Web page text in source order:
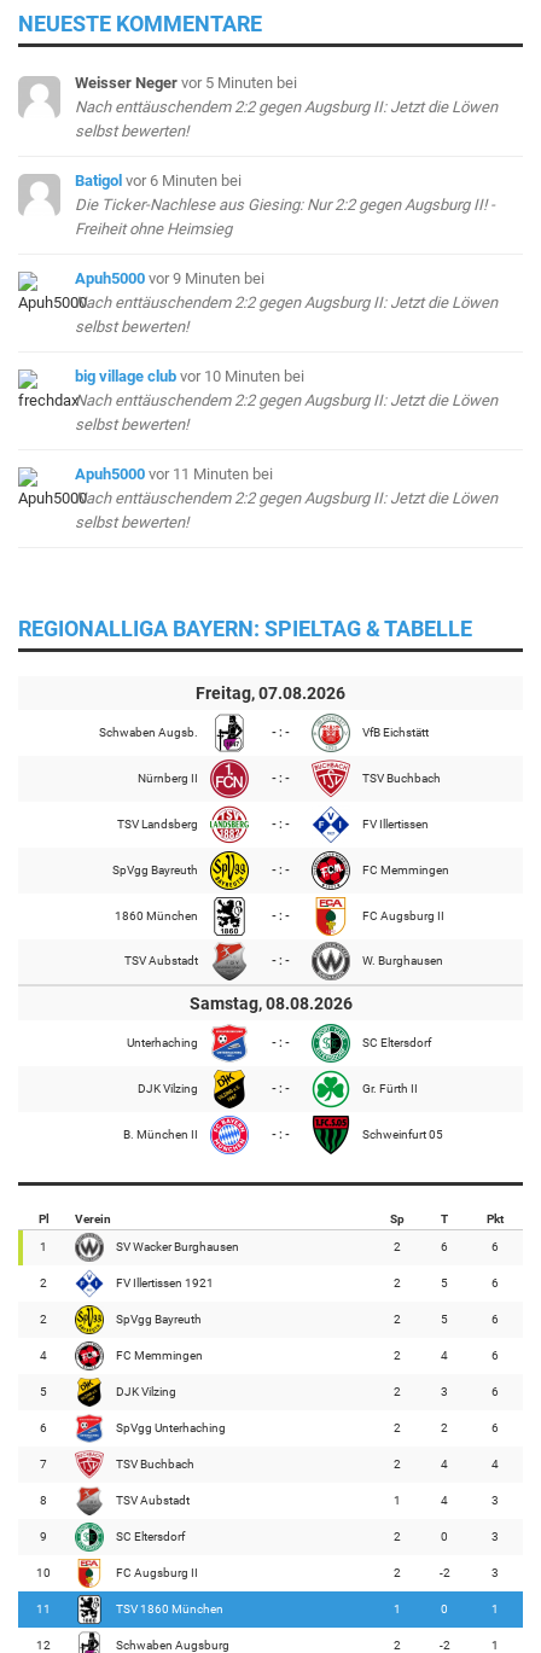
NEUESTE KOMMENTARE
Weisser Neger vor 5 Minuten bei
Nach enttäuschendem 2:2 gegen Augsburg II: Jetzt die Löwen
selbst bewerten!
Batigol vor 6 Minuten bei
Die Ticker-Nachlese aus Giesing: Nur 2:2 gegen Augsburg II! -
Freiheit ohne Heimsieg
Apuh5000 vor 9 Minuten bei
Nach enttäuschendem 2:2 gegen Augsburg II: Jetzt die Löwen
selbst bewerten!
big village club vor 10 Minuten bei
Nach enttäuschendem 2:2 gegen Augsburg II: Jetzt die Löwen
selbst bewerten!
Apuh5000 vor 11 Minuten bei
Nach enttäuschendem 2:2 gegen Augsburg II: Jetzt die Löwen
selbst bewerten!
REGIONALLIGA BAYERN: SPIELTAG & TABELLE
Freitag, 07.08.2026
Schwaben Augsb. - : - VfB Eichstätt
Nürnberg II - : - TSV Buchbach
TSV Landsberg - : - FV Illertissen
SpVgg Bayreuth - : - FC Memmingen
1860 München - : - FC Augsburg II
TSV Aubstadt - : - W. Burghausen
Samstag, 08.08.2026
Unterhaching - : - SC Eltersdorf
DJK Vilzing - : - Gr. Fürth II
B. München II - : - Schweinfurt 05
Pl Verein Sp T Pkt
1 SV Wacker Burghausen 2 6 6
2 FV Illertissen 1921 2 5 6
2 SpVgg Bayreuth 2 5 6
4 FC Memmingen 2 4 6
5 DJK Vilzing 2 3 6
6 SpVgg Unterhaching 2 2 6
7 TSV Buchbach 2 4 4
8 TSV Aubstadt 1 4 3
9 SC Eltersdorf 2 0 3
10 FC Augsburg II 2 -2 3
11 TSV 1860 München 1 0 1
12 Schwaben Augsburg 2 -2 1